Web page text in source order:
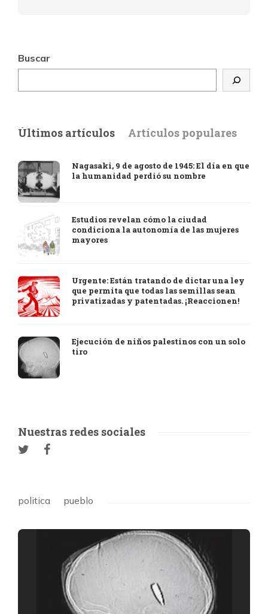
Buscar
Últimos artículos Artículos populares
Nagasaki, 9 de agosto de 1945: El día en que
la humanidad perdió su nombre
Estudios revelan cómo la ciudad
condiciona la autonomía de las mujeres
mayores
Urgente: Están tratando de dictar una ley
que permita que todas las semillas sean
privatizadas y patentadas. ¡Reaccionen!
Ejecución de niños palestinos con un solo
tiro
Nuestras redes sociales
politica pueblo